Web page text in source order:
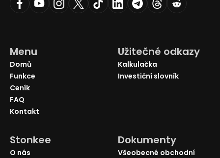
Menu
Domů
Funkce
Ceník
FAQ
Kontakt
Užitečné odkazy
Kalkulačka
Investiční slovník
Stonkee
O nás
Dokumenty
Všeobecné obchodní